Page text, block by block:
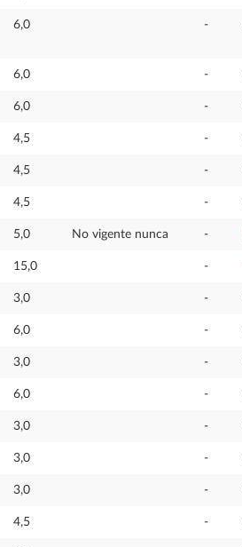
6,0 -
6,0 -
6,0 -
4,5 -
4,5 -
4,5 -
5,0 No vigente nunca -
15,0 -
3,0 -
6,0 -
3,0 -
6,0 -
3,0 -
3,0 -
3,0 -
4,5 -